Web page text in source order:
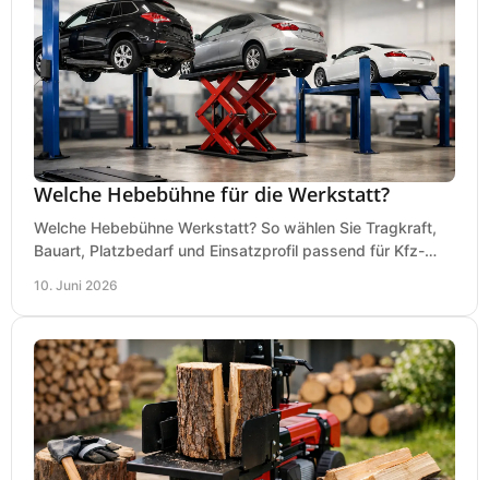
Welche Hebebühne für die Werkstatt?
Welche Hebebühne Werkstatt? So wählen Sie Tragkraft,
Bauart, Platzbedarf und Einsatzprofil passend für Kfz-
10. Juni 2026